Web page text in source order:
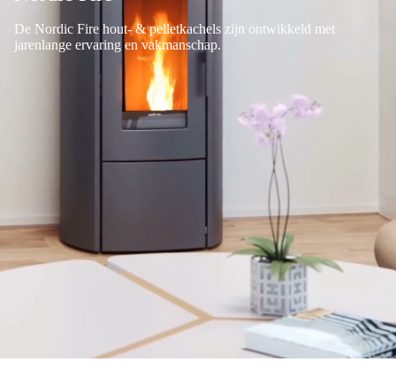
De Nordic Fire hout- & pelletkachels zijn ontwikkeld met
jarenlange ervaring en vakmanschap.